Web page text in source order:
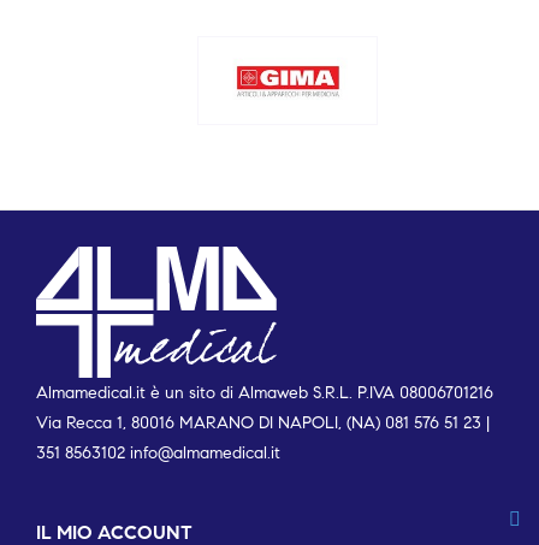
Almamedical.it è un sito di Almaweb S.R.L. P.IVA 08006701216
Via Recca 1, 80016 MARANO DI NAPOLI, (NA) 081 576 51 23 |
351 8563102 info@almamedical.it
IL MIO ACCOUNT